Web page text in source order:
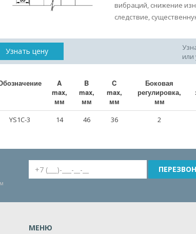
вибраций, снижение
следствие,
Узнать цену
A
max,
мм
B
max,
мм
C
max,
мм
Боковая
регулировка,
мм
YS1С-3 14 46 36 2
МЕНЮ